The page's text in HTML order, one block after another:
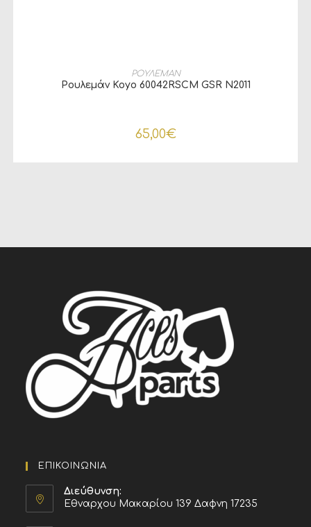
ΠΡΟΣΘΉΚΗ ΣΤΟ ΚΑΛΆΘΙ
ΡΟΥΛΕΜΑΝ
Ρουλεμάν Koyo 60042RSCM GSR N2011
65,00€
ΕΠΙΚΟΙΝΩΝΙΑ
Διεύθυνση:
Εθναρχου Μακαρίου 139 Δαφνη 17235